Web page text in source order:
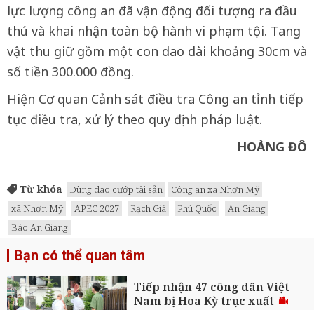
lực lượng công an đã vận động đối tượng ra đầu
thú và khai nhận toàn bộ hành vi phạm tội. Tang
vật thu giữ gồm một con dao dài khoảng 30cm và
số tiền 300.000 đồng.
Hiện Cơ quan Cảnh sát điều tra Công an tỉnh tiếp
tục điều tra, xử lý theo quy định pháp luật.
HOÀNG ĐÔ
Từ khóa Dùng dao cướp tài sản
Công an xã Nhơn Mỹ
xã Nhơn Mỹ
APEC 2027 Rạch Giá Phú Quốc
An Giang
Báo An Giang
Bạn có thể quan tâm
Tiếp nhận 47 công dân Việt
Nam bị Hoa Kỳ trục xuất